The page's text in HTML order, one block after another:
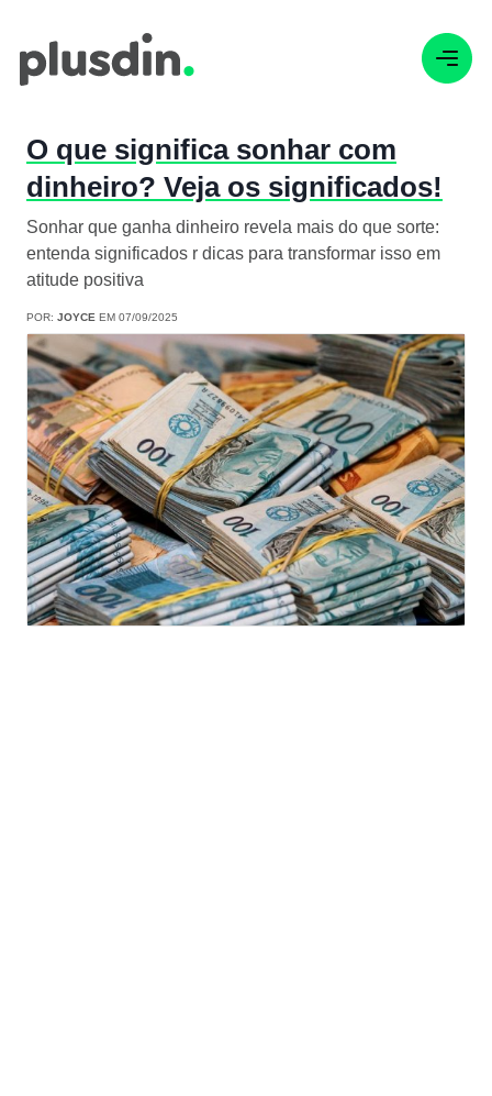
O que significa sonhar com
dinheiro? Veja os significados!
Sonhar que ganha dinheiro revela mais do que sorte:
entenda significados r dicas para transformar isso em
atitude positiva
POR: JOYCE EM 07/09/2025